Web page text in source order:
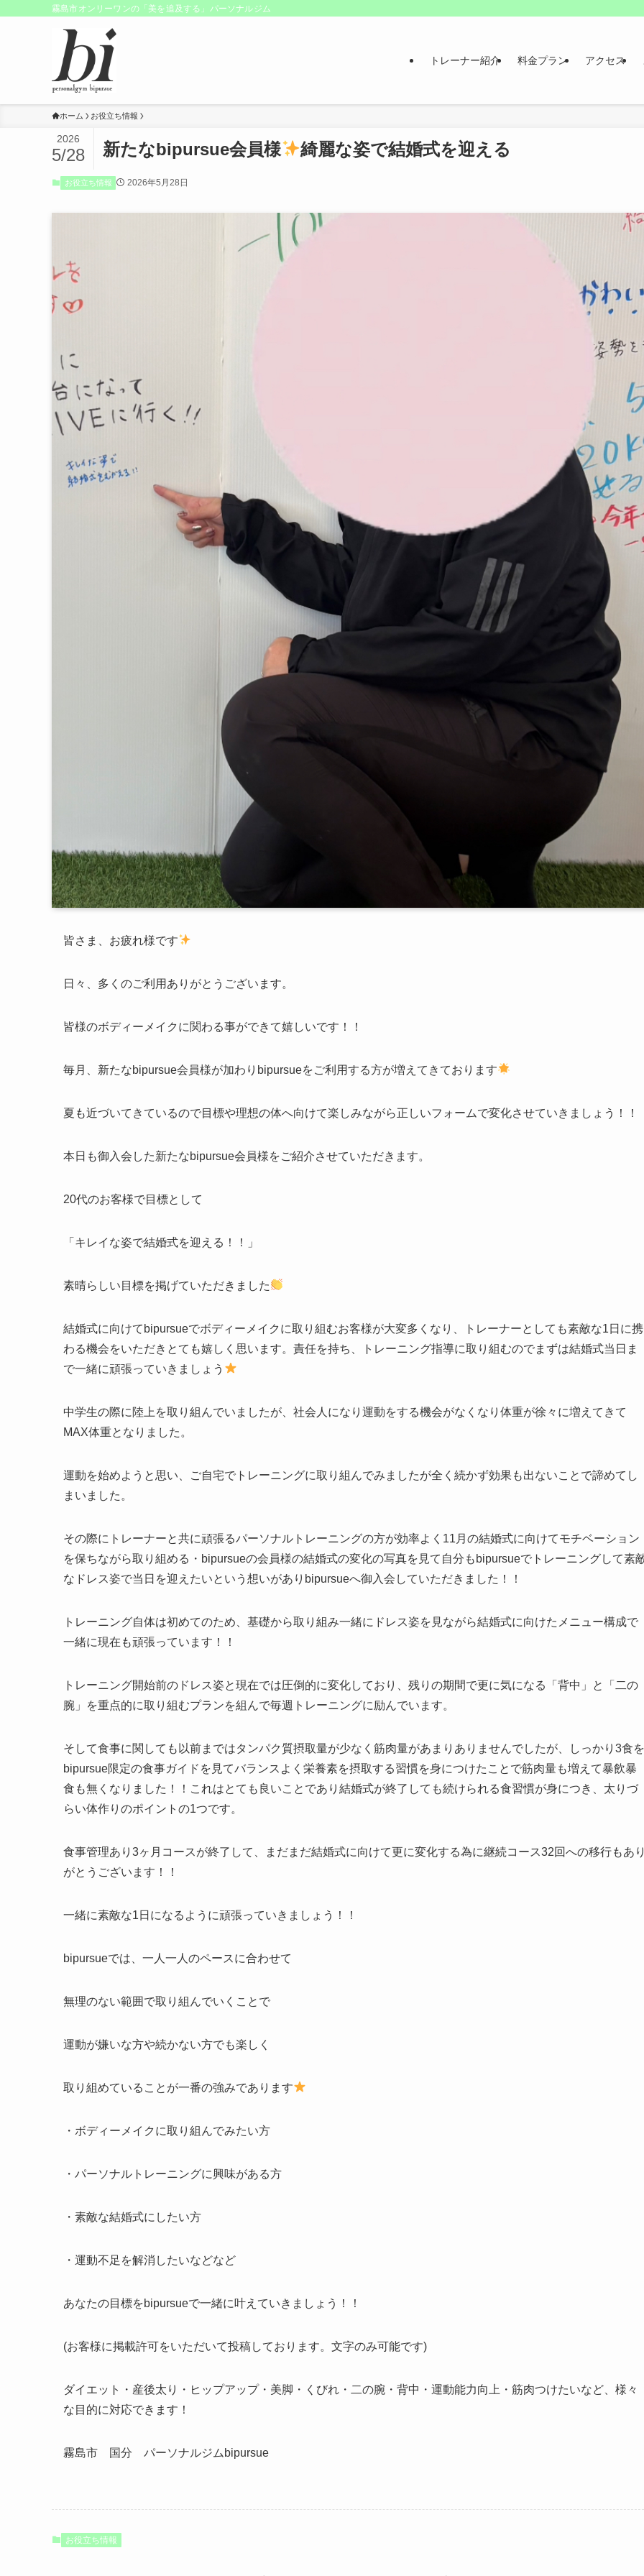
霧島市オンリーワンの「美を追及する」パーソナルジム
トレーナー紹介 料金プラン アクセス
ホーム お役立ち情報
新たなbipursue会員様 綺麗な姿で結婚式を迎える
2026
5/28
お役立ち情報 2026年5月28日
皆さま、お疲れ様です
日々、多くのご利用ありがとうございます。
皆様のボディーメイクに関わる事ができて嬉しいです！！
毎月、新たなbipursue会員様が加わりbipursueをご利用する方が増えてきております
夏も近づいてきているので目標や理想の体へ向けて楽しみながら正しいフォームで変化させていきましょう！！
本日も御入会した新たなbipursue会員様をご紹介させていただきます。
20代のお客様で目標として
「キレイな姿で結婚式を迎える！！」
素晴らしい目標を掲げていただきました
結婚式に向けてbipursueでボディーメイクに取り組むお客様が大変多くなり、トレーナーとしても素敵な1日に携
わる機会をいただきとても嬉しく思います。責任を持ち、トレーニング指導に取り組むのでまずは結婚式当日ま
で一緒に頑張っていきましょう
中学生の際に陸上を取り組んでいましたが、社会人になり運動をする機会がなくなり体重が徐々に増えてきて
MAX体重となりました。
運動を始めようと思い、ご自宅でトレーニングに取り組んでみましたが全く続かず効果も出ないことで諦めてし
まいました。
その際にトレーナーと共に頑張るパーソナルトレーニングの方が効率よく11月の結婚式に向けてモチベーション
を保ちながら取り組める・bipursueの会員様の結婚式の変化の写真を見て自分もbipursueでトレーニングして素
なドレス姿で当日を迎えたいという想いがありbipursueへ御入会していただきました！！
トレーニング自体は初めてのため、基礎から取り組み一緒にドレス姿を見ながら結婚式に向けたメニュー構成で
一緒に現在も頑張っています！！
トレーニング開始前のドレス姿と現在では圧倒的に変化しており、残りの期間で更に気になる「背中」と「二の
腕」を重点的に取り組むプランを組んで毎週トレーニングに励んでいます。
そして食事に関しても以前まではタンパク質摂取量が少なく筋肉量があまりありませんでしたが、しっかり3食を
bipursue限定の食事ガイドを見てバランスよく栄養素を摂取する習慣を身につけたことで筋肉量も増えて暴飲暴
食も無くなりました！！これはとても良いことであり結婚式が終了しても続けられる食習慣が身につき、太りづ
らい体作りのポイントの1つです。
食事管理あり3ヶ月コースが終了して、まだまだ結婚式に向けて更に変化する為に継続コース32回への移行もあ
がとうございます！！
一緒に素敵な1日になるように頑張っていきましょう！！
bipursueでは、一人一人のペースに合わせて
無理のない範囲で取り組んでいくことで
運動が嫌いな方や続かない方でも楽しく
取り組めていることが一番の強みであります
・ボディーメイクに取り組んでみたい方
・パーソナルトレーニングに興味がある方
・素敵な結婚式にしたい方
・運動不足を解消したいなどなど
あなたの目標をbipursueで一緒に叶えていきましょう！！
(お客様に掲載許可をいただいて投稿しております。文字のみ可能です)
ダイエット・産後太り・ヒップアップ・美脚・くびれ・二の腕・背中・運動能力向上・筋肉つけたいなど、様々
な目的に対応できます！
霧島市 国分 パーソナルジムbipursue
お役立ち情報